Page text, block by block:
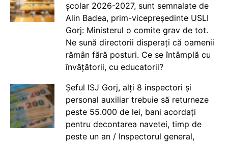
școlar 2026-2027, sunt semnalate de
Alin Badea, prim-vicepreședinte USLI
Gorj: Ministerul o comite grav de tot.
Ne sună directorii disperați că oamenii
rămân fără posturi. Ce se întâmplă cu
învățătorii, cu educatorii?
Șeful ISJ Gorj, alți 8 inspectori și
personal auxiliar trebuie să returneze
peste 55.000 de lei, bani acordați
pentru decontarea navetei, timp de
peste un an / Inspectorul general,